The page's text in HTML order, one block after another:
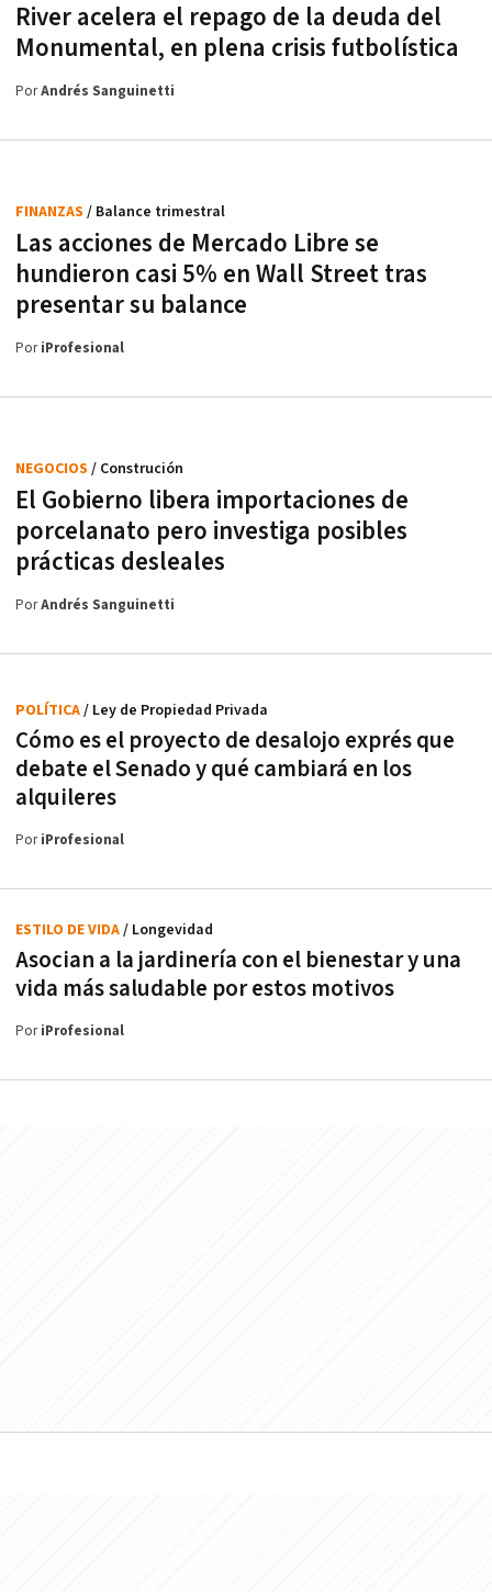
River acelera el repago de la deuda del
Monumental, en plena crisis futbolística
PorAndrés Sanguinetti
Las acciones de Mercado Libre se
hundieron casi 5% en Wall Street tras
presentar su balance
FINANZAS / Balance trimestral
PoriProfesional
El Gobierno libera importaciones de
porcelanato pero investiga posibles
prácticas desleales
NEGOCIOS / Construción
PorAndrés Sanguinetti
Cómo es el proyecto de desalojo exprés que
debate el Senado y qué cambiará en los
alquileres
POLÍTICA/ Ley de Propiedad Privada
PoriProfesional
Asocian a la jardinería con el bienestar y una
vida más saludable por estos motivos
ESTILO DE VIDA/ Longevidad
PoriProfesional